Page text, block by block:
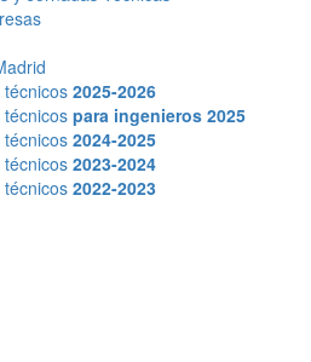
2025-2026
para ingenieros 2025
2024-2025
2023-2024
2022-2023